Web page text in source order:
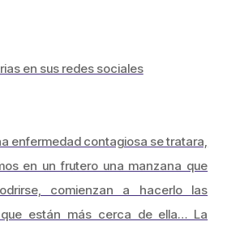
en sus redes sociales
enfermedad contagiosa se tratara,
en un frutero una manzana que
comienzan a hacerlo las
están más cerca de ella… La